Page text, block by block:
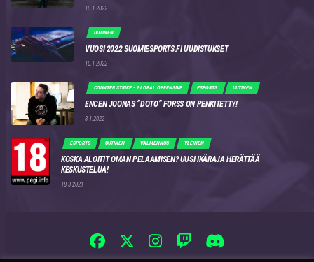
10.1.2022
UUTINEN
VUOSI 2022 SUOMIESPORTS.FI UUDISTUKSET
10.1.2022
COUNTER STRIKE - GLOBAL OFFENSIVE ESPORTS UUTINEN
ENCEN JOONAS “DOTO” FORSS ON PENKITETTY!
8.1.2022
ESPORTS UUTINEN VALMENNUS YLEINEN
KOSKA ALOITIT OMAN PELAAMISEN? UUSI IKÄRAJA HERÄTTÄÄ
KESKUSTELUA!
18.3.2021